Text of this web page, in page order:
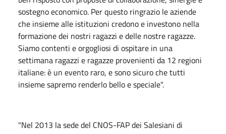
sostegno economico. Per questo ringrazio le aziende
che insieme alle istituzioni credono e investono nella
formazione dei nostri ragazzi e delle nostre ragazze.
Siamo contenti e orgogliosi di ospitare in una
settimana ragazzi e ragazze provenienti da 12 regioni
italiane: è un evento raro, e sono sicuro che tutti
insieme sapremo renderlo bello e speciale".
"Nel 2013 la sede del CNOS-FAP dei Salesiani di